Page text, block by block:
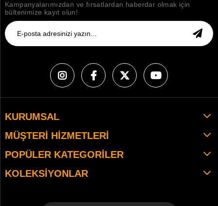
Kampanyalarımızdan ve fırsatlardan haberdar olmak için
bültenimize kayıt olun!
KURUMSAL
MÜŞTERI HIZMETLERI
POPÜLER KATEGORILER
KOLEKSIYONLAR